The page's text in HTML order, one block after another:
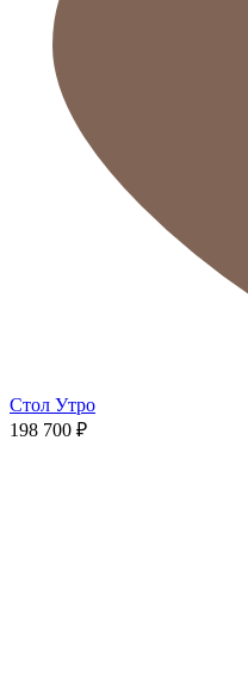
Стол Утро
198 700 ₽